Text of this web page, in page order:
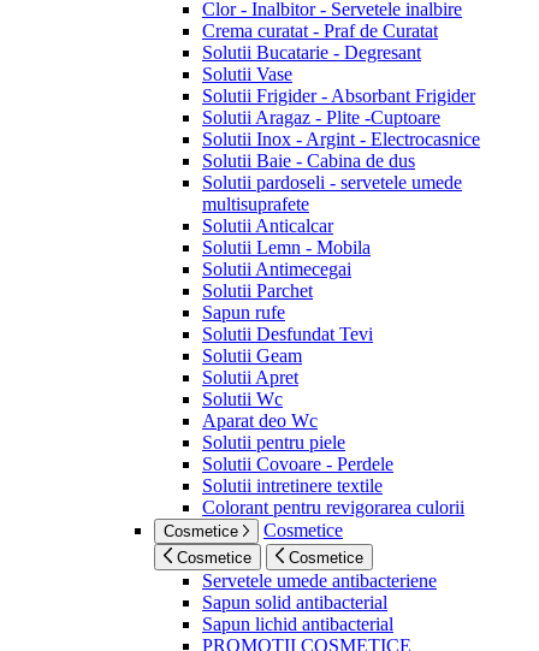
Clor - Inalbitor - Servetele inalbire
Crema curatat - Praf de Curatat
Solutii Bucatarie - Degresant
Solutii Vase
Solutii Frigider - Absorbant Frigider
Solutii Aragaz - Plite -Cuptoare
Solutii Inox - Argint - Electrocasnice
Solutii Baie - Cabina de dus
Solutii pardoseli - servetele umede
multisuprafete
Solutii Anticalcar
Solutii Lemn - Mobila
Solutii Antimecegai
Solutii Parchet
Sapun rufe
Solutii Desfundat Tevi
Solutii Geam
Solutii Apret
Solutii Wc
Aparat deo Wc
Solutii pentru piele
Solutii Covoare - Perdele
Solutii intretinere textile
Colorant pentru revigorarea culorii
Cosmetice Cosmetice
Cosmetice Cosmetice
Servetele umede antibacteriene
Sapun solid antibacterial
Sapun lichid antibacterial
PROMOTII COSMETICE